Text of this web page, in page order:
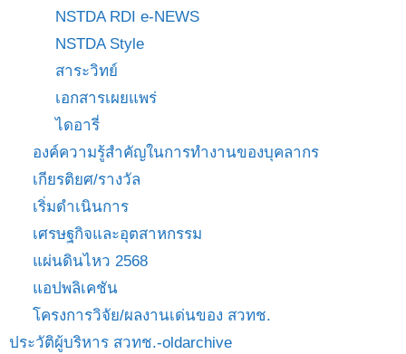
NSTDA RDI e-NEWS
NSTDA Style
สาระวิทย์
เอกสารเผยแพร่
ไดอารี่
องค์ความรู้สำคัญในการทำงานของบุคลากร
เกียรติยศ/รางวัล
เริ่มดำเนินการ
เศรษฐกิจและอุตสาหกรรม
แผ่นดินไหว 2568
แอปพลิเคชัน
โครงการวิจัย/ผลงานเด่นของ สวทช.
ประวัติผู้บริหาร สวทช.-oldarchive